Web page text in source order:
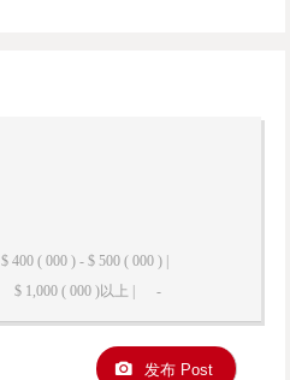
$ 400 ( 000 ) - $ 500 ( 000 ) |
$ 1,000 ( 000 )以上 | -
发布 Post